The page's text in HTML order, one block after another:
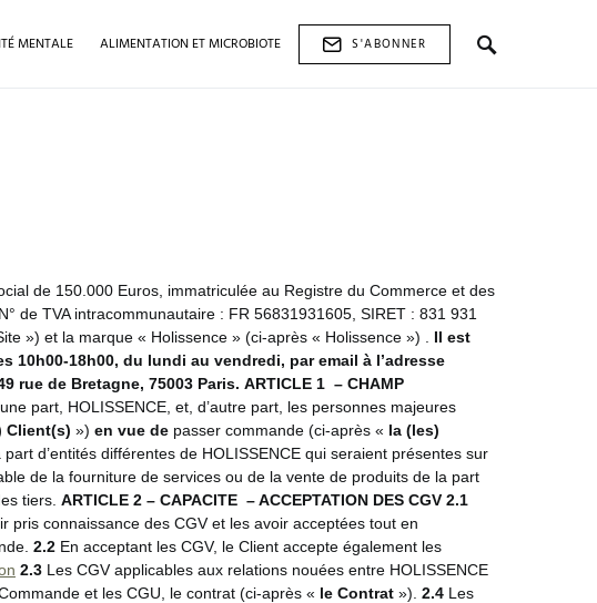
MENTALE ALIMENTATION ET MICROBIOTE
S'ABONNER
de 150.000 Euros, immatriculée au Registre du Commerce et des
de TVA intracommunautaire : FR 56831931605, SIRET : 831 931
») et la marque « Holissence » (ci-après « Holissence ») . Il est
10h00-18h00, du lundi au vendredi, par email à l’adresse
rue de Bretagne, 75003 Paris. ARTICLE 1 – CHAMP
part, HOLISSENCE, et, d’autre part, les personnes majeures
Client(s) ») en vue de passer commande (ci-après « la (les)
d’entités différentes de HOLISSENCE qui seraient présentes sur
de la fourniture de services ou de la vente de produits de la part
tiers. ARTICLE 2 – CAPACITE – ACCEPTATION DES CGV 2.1
connaissance des CGV et les avoir acceptées tout en
2.2 En acceptant les CGV, le Client accepte également les
2.3 Les CGV applicables aux relations nouées entre HOLISSENCE
et les CGU, le contrat (ci-après « le Contrat »). 2.4 Les